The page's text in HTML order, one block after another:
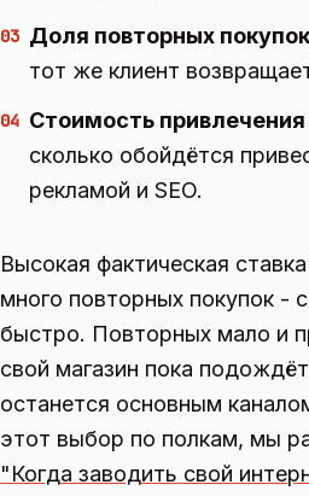
03 Доля повторных
тот же клиент
04 Стоимость привлечения
сколько обойдётся
рекламой и SEO.
Высокая фактическая
много повторных покупок -
быстро. Повторных мало и
свой магазин пока
останется основным
этот выбор по полкам, мы
"Когда заводить свой